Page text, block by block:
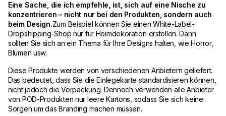
Eine Sache, die ich empfehle, ist, sich auf eine Nische zu
konzentrieren – nicht nur bei den Produkten, sondern auch
beim Design.Zum Beispiel können Sie einen White-Label-
Dropshipping-Shop nur für Heimdekoration erstellen. Dann
sollten Sie sich an ein Thema für Ihre Designs halten, wie Horror,
Blumen usw.
Diese Produkte werden von verschiedenen Anbietern geliefert.
Das bedeutet, dass Sie die Einlegekarte standardisieren können,
nicht jedoch die Verpackung. Dennoch verwenden alle Anbieter
von POD-Produkten nur leere Kartons, sodass Sie sich keine
Sorgen um das Branding machen müssen.